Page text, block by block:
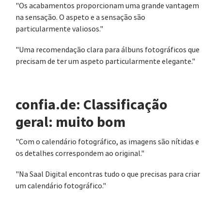
"Os acabamentos proporcionam uma grande vantagem
na sensação. O aspeto e a sensação são
particularmente valiosos."
"Uma recomendação clara para álbuns fotográficos que
precisam de ter um aspeto particularmente elegante."
confia.de: Classificação
geral: muito bom
"Com o calendário fotográfico, as imagens são nítidas e
os detalhes correspondem ao original."
"Na Saal Digital encontras tudo o que precisas para criar
um calendário fotográfico."